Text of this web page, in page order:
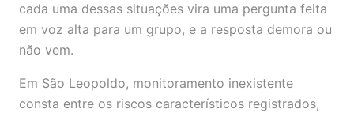
cada uma dessas situações vira uma pergunta feita
em voz alta para um grupo, e a resposta demora ou
não vem.
Em São Leopoldo, monitoramento inexistente
consta entre os riscos característicos registrados,